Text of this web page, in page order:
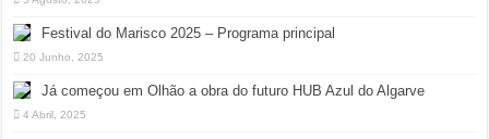
Festival do Marisco 2025 – Programa principal
20 Junho, 2025
Já começou em Olhão a obra do futuro HUB Azul do Algarve
4 Abril, 2025